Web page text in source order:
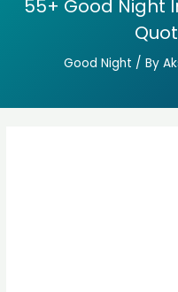
55+ Good Night
Good Night / By